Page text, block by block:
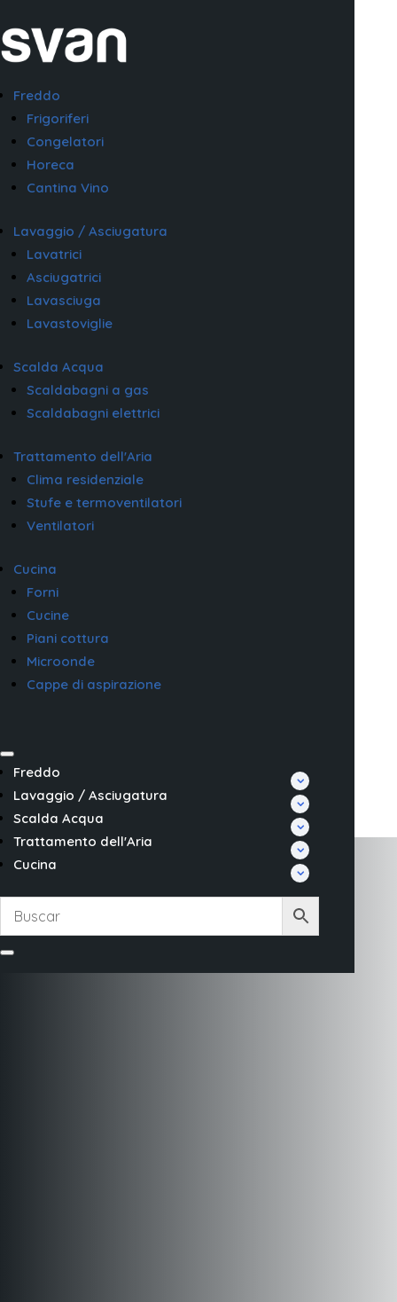
Freddo
Frigoriferi
Congelatori
Horeca
Cantina Vino
Lavaggio / Asciugatura
Lavatrici
Asciugatrici
Lavasciuga
Lavastoviglie
Scalda Acqua
Scaldabagni a gas
Scaldabagni elettrici
Trattamento dell'Aria
Clima residenziale
Stufe e termoventilatori
Ventilatori
Cucina
Forni
Cucine
Piani cottura
Microonde
Cappe di aspirazione
Freddo
Lavaggio / Asciugatura
Scalda Acqua
Trattamento dell'Aria
Cucina